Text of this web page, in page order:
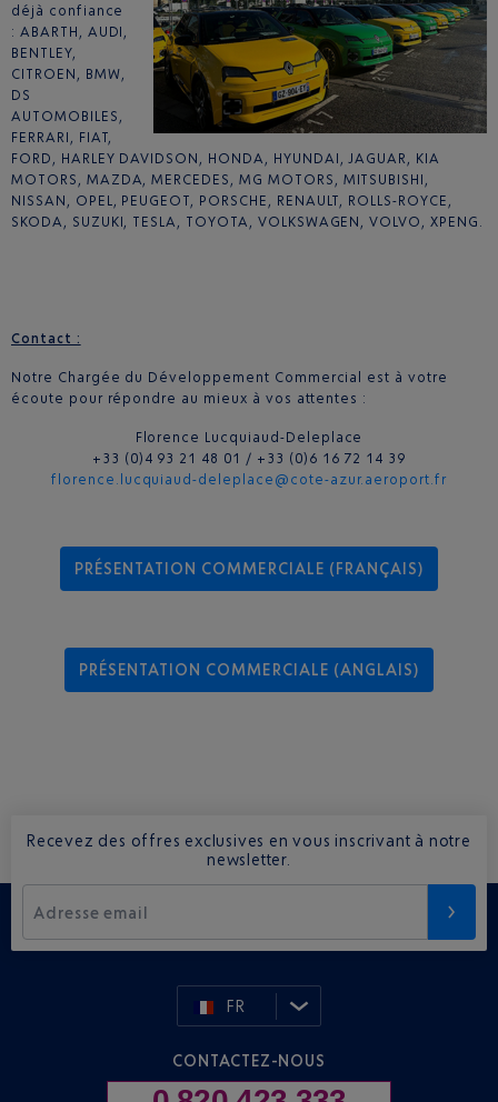
déjà confiance
: ABARTH, AUDI,
BENTLEY,
CITROEN, BMW,
DS
AUTOMOBILES,
FERRARI, FIAT,
FORD, HARLEY DAVIDSON, HONDA, HYUNDAI, JAGUAR, KIA
MOTORS, MAZDA, MERCEDES, MG MOTORS, MITSUBISHI,
NISSAN, OPEL, PEUGEOT, PORSCHE, RENAULT, ROLLS-ROYCE,
SKODA, SUZUKI, TESLA, TOYOTA, VOLKSWAGEN, VOLVO, XPENG.
Contact :
Notre Chargée du Développement Commercial est à votre
écoute pour répondre au mieux à vos attentes :
Florence Lucquiaud-Deleplace
+33 (0)4 93 21 48 01 / +33 (0)6 16 72 14 39
florence.lucquiaud-deleplace@cote-azur.aeroport.fr
PRÉSENTATION COMMERCIALE (FRANÇAIS)
PRÉSENTATION COMMERCIALE (ANGLAIS)
Recevez des offres exclusives en vous inscrivant à notre
newsletter.
Adresse email
FR
CONTACTEZ-NOUS